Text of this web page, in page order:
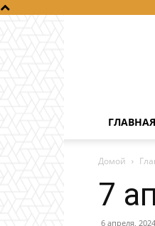
ГЛАВНАЯ
Домой
7
6 апреля, 2024